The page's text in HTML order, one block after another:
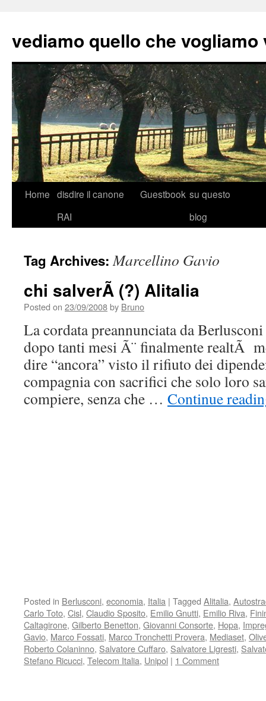
vediamo quello che vogliamo
Skip
Home disdire il canone
RAI
Guestbook su questo
blog
Tag Archives:Marcellino Gavio
chi salverÃ (?) Alitalia
Posted on 23/09/2008by Bruno
La cordata preannunciata da
dopo tanti mesi Ã¨ finalmente realtÃ
dire “ancora” visto il rifiuto dei
compagnia con sacrifici che solo loro
compiere, senza che … Continue
Posted in Berlusconi, economia, Italia | Tagged Alitalia,
Carlo Toto, Cisl, Claudio Sposito, Emilio Gnutti, Emilio Riva,
Caltagirone, Gilberto Benetton, Giovanni Consorte, Hopa,
Gavio, Marco Fossati, Marco Tronchetti Provera, Mediaset,
Roberto Colaninno, Salvatore Cuffaro, Salvatore Ligresti,
Stefano Ricucci, Telecom Italia, Unipol | 1 Comment